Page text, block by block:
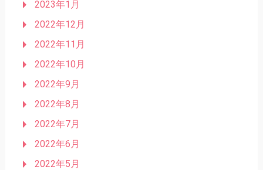
2023年1月
2022年12月
2022年11月
2022年10月
2022年9月
2022年8月
2022年7月
2022年6月
2022年5月